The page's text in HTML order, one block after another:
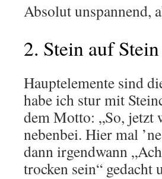
Absolut unspannend,
2. Stein auf Stein
Hauptelemente sind
habe ich stur mit
dem Motto: „So, jetzt
nebenbei. Hier mal
dann irgendwann
trocken sein“ gedacht